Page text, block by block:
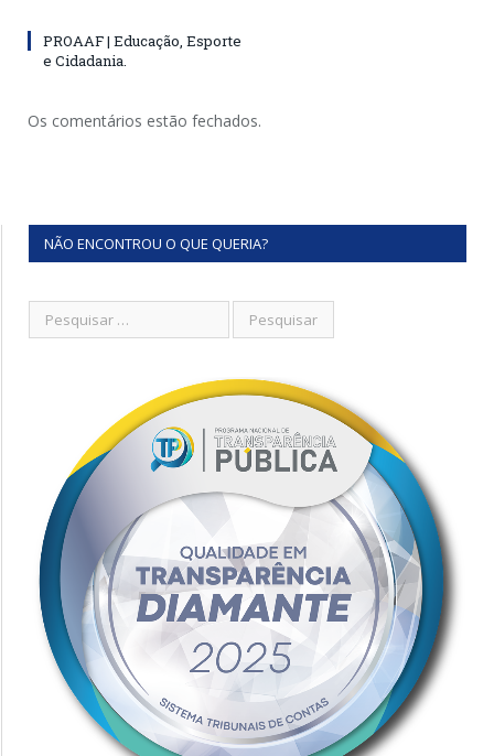
PROAAF | Educação, Esporte
e Cidadania.
Os comentários estão fechados.
NÃO ENCONTROU O QUE QUERIA?